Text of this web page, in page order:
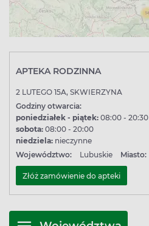
APTEKA RODZINNA
2 LUTEGO 15A, SKWIERZYNA
Godziny otwarcia:
poniedziałek - piątek: 08:00 - 20:30
sobota: 08:00 - 20:00
niedziela: nieczynne
Województwo:
Lubuskie Miasto:
Złóż zamówienie do apteki